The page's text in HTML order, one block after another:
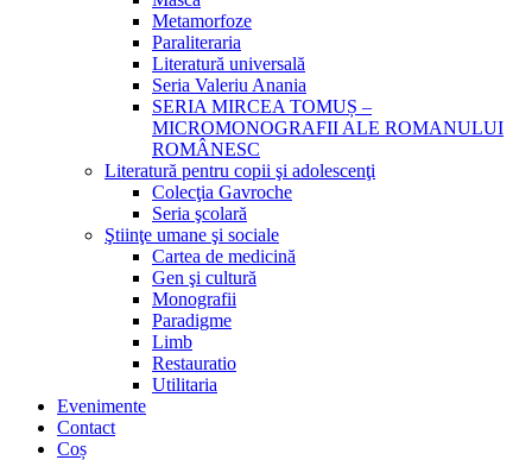
Metamorfoze
Paraliteraria
Literatură universală
Seria Valeriu Anania
SERIA MIRCEA TOMUȘ –
MICROMONOGRAFII ALE ROMANULUI
ROMÂNESC
Literatură pentru copii şi adolescenţi
Colecţia Gavroche
Seria şcolară
Ştiinţe umane şi sociale
Cartea de medicină
Gen şi cultură
Monografii
Paradigme
Limb
Restauratio
Utilitaria
Evenimente
Contact
Coș